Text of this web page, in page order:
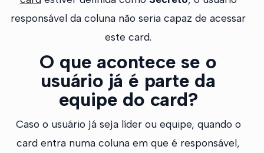
responsável da coluna não seria capaz de acessar
este card.
O que acontece se o
usuário já é parte da
equipe do card?
Caso o usuário já seja líder ou equipe, quando o
card entra numa coluna em que é responsável,